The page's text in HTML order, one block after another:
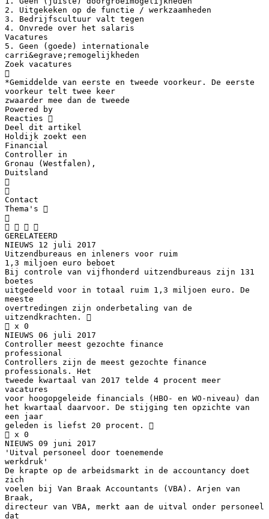
2. Uitgekeken op de functie / werkzaamheden
3. Bedrijfscultuur valt tegen
4. Onvrede over het salaris
Vacatures
5. Geen (goede) internationale
carri&egrave;remogelijkheden
Zoek vacatures

*Gemiddelde van eerste en tweede voorkeur. De eerste
voorkeur telt twee keer
zwaarder mee dan de tweede
Powered by
Reacties 
Deel dit artikel
Holdijk zoekt een
Financial
Controller in
Gronau (Westfalen),
Duitsland


Contact
Thema's 

   
GERELATEERD
NIEUWS 12 juli 2017
Uitzendbureaus en inleners voor ruim
1,3 miljoen euro beboet
Bij controle van vijfhonderd uitzendbureaus zijn 131
boetes
uitgedeeld voor in totaal ruim 1,3 miljoen euro. De
meeste
overtredingen zijn onderbetaling van de
uitzendkrachten. 
 x 0
NIEUWS 06 juli 2017
Controller meest gezochte finance
professional
Controllers zijn de meest gezochte finance
professionals. Het
tweede kwartaal van 2017 telde 4 procent meer
vacatures
voor hoogopgeleide financials (HBO- en WO-niveau) dan
het kwartaal daarvoor. De stijging ten opzichte van
een jaar
geleden is liefst 20 procent. 
 x 0
NIEUWS 09 juni 2017
'Uitval personeel door toenemende
werkdruk'
De krapte op de arbeidsmarkt in de accountancy doet
zich
voelen bij Van Braak Accountants (VBA). Arjen van
Braak,
directeur van VBA, merkt aan de uitval onder personeel
dat